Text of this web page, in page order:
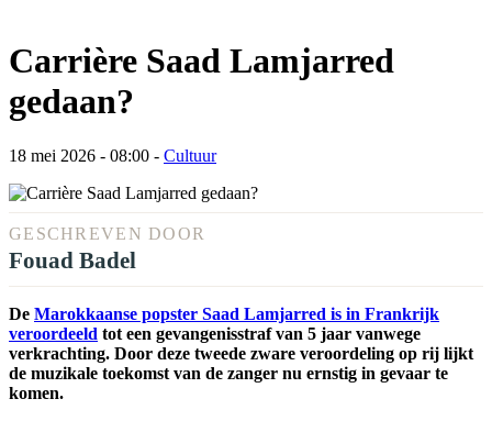
Carrière Saad Lamjarred
gedaan?
18 mei 2026 - 08:00 - Cultuur
GESCHREVEN DOOR
Fouad Badel
De Marokkaanse popster Saad Lamjarred is in Frankrijk
veroordeeld tot een gevangenisstraf van 5 jaar vanwege
verkrachting. Door deze tweede zware veroordeling op rij lijkt
de muzikale toekomst van de zanger nu ernstig in gevaar te
komen.